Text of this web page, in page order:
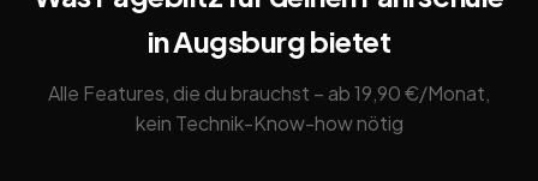
in Augsburg bietet
Alle Features, die du brauchst – ab 19,90 €/Monat,
kein Technik-Know-how nötig